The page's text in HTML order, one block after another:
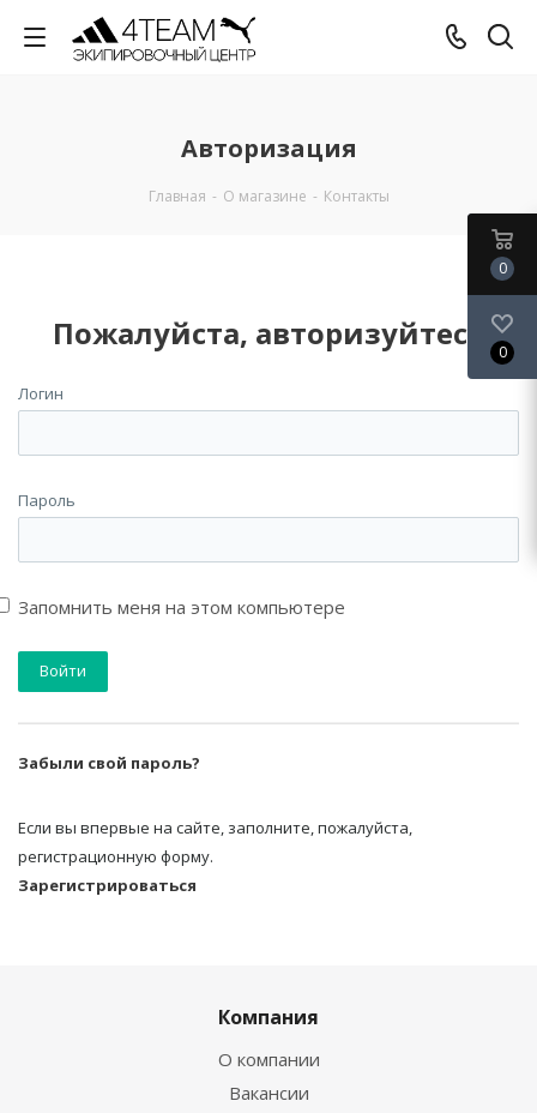
Авторизация
Главная - О магазине - Контакты
Пожалуйста, авторизуйтесь
Логин
Пароль
Запомнить меня на этом компьютере
Забыли свой пароль?
Если вы впервые на сайте, заполните, пожалуйста,
регистрационную форму.
Зарегистрироваться
Компания
О компании
Вакансии
0
0